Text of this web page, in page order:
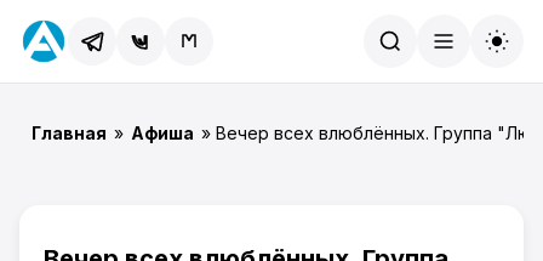
Главная » Афиша » Вечер всех влюблённых. Группа